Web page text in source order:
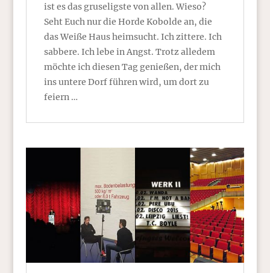
ist es das gruseligste von allen. Wieso?
Seht Euch nur die Horde Kobolde an, die
das Weiße Haus heimsucht. Ich zittere. Ich
sabbere. Ich lebe in Angst. Trotz alledem
möchte ich diesen Tag genießen, der mich
ins untere Dorf führen wird, um dort zu
feiern …